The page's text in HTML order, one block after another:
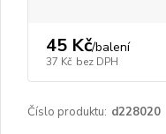
45 Kč/balení
37 Kč bez DPH
Číslo produktu: d228020